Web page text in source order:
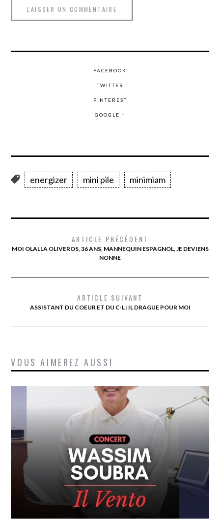
FACEBOOK
TWITTER
PINTEREST
GOOGLE +
energizer mini pile minimiam
ARTICLE PRÉCÉDENT
MOI OLALLA OLIVEROS, 36 ANS, MANNEQUIN ESPAGNOL, JE DEVIENS
NONNE
ARTICLE SUIVANT
ASSISTANT DU COEUR ET DU C-L : IL DRAGUE POUR MOI
VOUS AIMEREZ AUSSI